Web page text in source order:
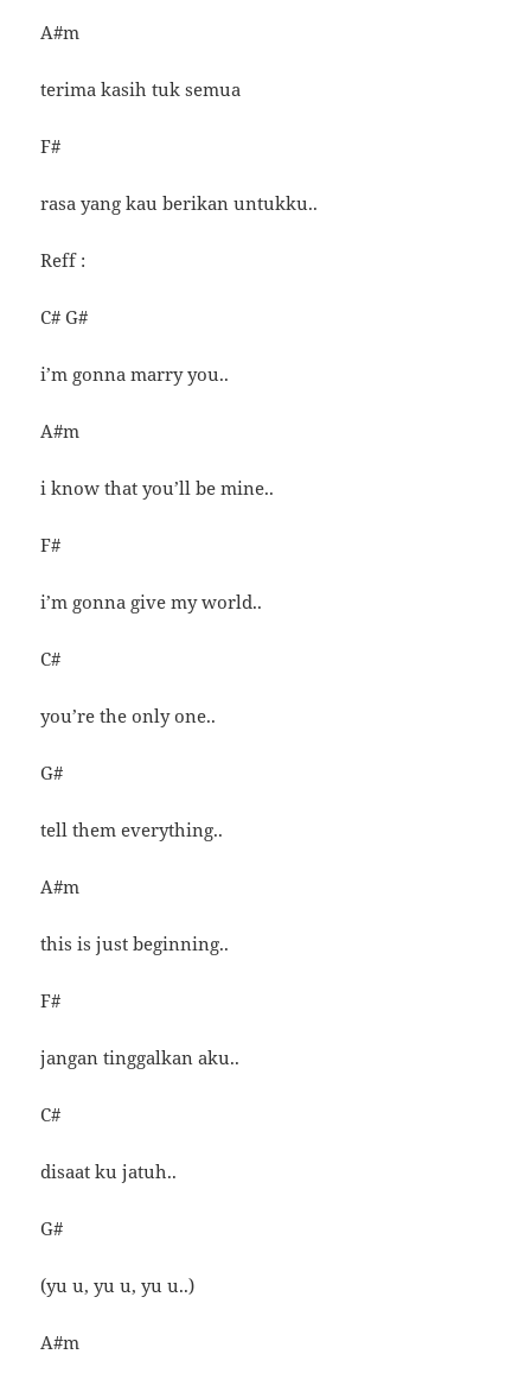
A#m
terima kasih tuk semua
F#
rasa yang kau berikan untukku..
Reff :
C# G#
i’m gonna marry you..
A#m
i know that you’ll be mine..
F#
i’m gonna give my world..
C#
you’re the only one..
G#
tell them everything..
A#m
this is just beginning..
F#
jangan tinggalkan aku..
C#
disaat ku jatuh..
G#
(yu u, yu u, yu u..)
A#m